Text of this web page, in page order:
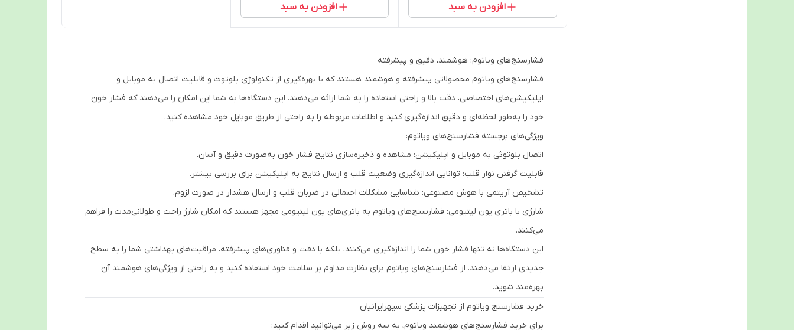
افزودن به سبد افزودن به سبد
فشارسنج‌های ویاتوم: هوشمند، دقیق و پیشرفته
فشارسنج‌های ویاتوم محصولاتی پیشرفته و هوشمند هستند که با بهره‌گیری از تکنولوژی بلوتوث و قابلیت اتصال به موبایل و
اپلیکیشن‌های اختصاصی، دقت بالا و راحتی استفاده را به شما ارائه می‌دهند. این دستگاه‌ها به شما این امکان را می‌دهند که فشار خون
خود را به‌طور لحظه‌ای و دقیق اندازه‌گیری کنید و اطلاعات مربوطه را به راحتی از طریق موبایل خود مشاهده کنید.
ویژگی‌های برجسته فشارسنج‌های ویاتوم:
اتصال بلوتوثی به موبایل و اپلیکیشن: مشاهده و ذخیره‌سازی نتایج فشار خون به‌صورت دقیق و آسان.
قابلیت گرفتن نوار قلب: توانایی اندازه‌گیری وضعیت قلب و ارسال نتایج به اپلیکیشن برای بررسی بیشتر.
تشخیص آریتمی با هوش مصنوعی: شناسایی مشکلات احتمالی در ضربان قلب و ارسال هشدار در صورت لزوم.
شارژی با باتری یون لیتیومی: فشارسنج‌های ویاتوم به باتری‌های یون لیتیومی مجهز هستند که امکان شارژ راحت و طولانی‌مدت را فراهم
می‌کنند.
این دستگاه‌ها نه تنها فشار خون شما را اندازه‌گیری می‌کنند، بلکه با دقت و فناوری‌های پیشرفته، مراقبت‌های بهداشتی شما را به سطح
جدیدی ارتقا می‌دهند. از فشارسنج‌های ویاتوم برای نظارت مداوم بر سلامت خود استفاده کنید و به راحتی از ویژگی‌های هوشمند آن
بهره‌مند شوید.
خرید فشارسنج ویاتوم از تجهیزات پزشکی سپهرایرانیان
برای خرید فشارسنج‌های هوشمند ویاتوم، به سه روش زیر می‌توانید اقدام کنید: